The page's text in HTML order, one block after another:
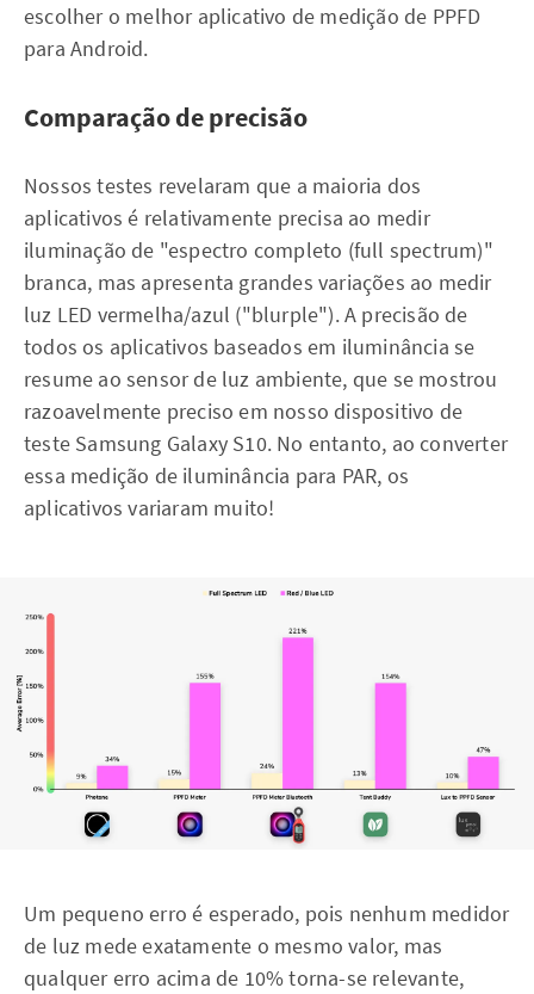
escolher o melhor aplicativo de medição de PPFD
para Android.
Comparação de precisão
Nossos testes revelaram que a maioria dos
aplicativos é relativamente precisa ao medir
iluminação de "espectro completo (full spectrum)"
branca, mas apresenta grandes variações ao medir
luz LED vermelha/azul ("blurple"). A precisão de
todos os aplicativos baseados em iluminância se
resume ao sensor de luz ambiente, que se mostrou
razoavelmente preciso em nosso dispositivo de
teste Samsung Galaxy S10. No entanto, ao converter
essa medição de iluminância para PAR, os
aplicativos variaram muito!
Um pequeno erro é esperado, pois nenhum medidor
de luz mede exatamente o mesmo valor, mas
qualquer erro acima de 10% torna-se relevante,